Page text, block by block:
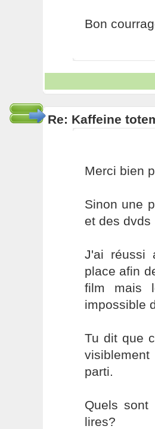
Bon
Re: Kaffeine
Merci bien
Sinon une
et des dvds
J'ai réussi
place afin
film mais
impossible
Tu dit que
parti.
Quels
lires?